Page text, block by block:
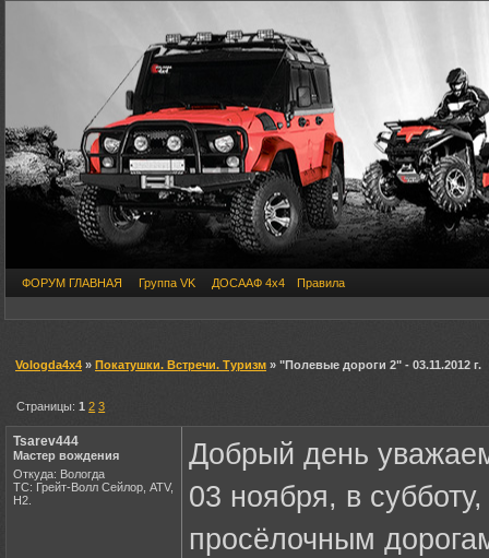
ФОРУМ ГЛАВНАЯ Группа VK ДОСААФ 4х4 Правила
Vologda4x4 » Покатушки. Встречи. Туризм » "Полевые дороги 2" - 03.11.2012 г.
Страницы:1 2 3
Tsarev444
Мастер вождения
Откуда: Вологда
ТС: Грейт-Волл Сейлор, АТV,
Н2.
Добрый день
03 ноября, в
просёлочным